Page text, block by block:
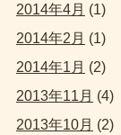
2014年4月 (1)
2014年2月 (1)
2014年1月 (2)
2013年11月 (4)
2013年10月 (2)